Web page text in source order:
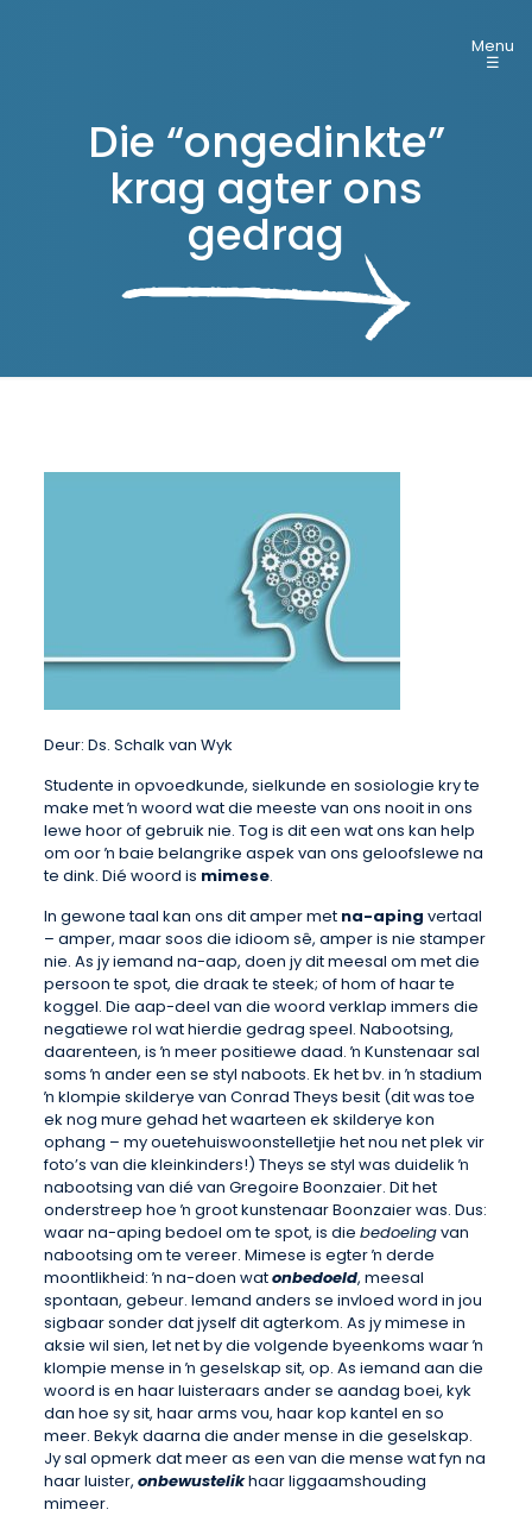
Menu
☰
Die “ongedinkte”
krag agter ons
gedrag
Deur: Ds. Schalk van Wyk
Studente in opvoedkunde, sielkunde en sosiologie kry te
make met ŉ woord wat die meeste van ons nooit in ons
lewe hoor of gebruik nie. Tog is dit een wat ons kan help
om oor ŉ baie belangrike aspek van ons geloofslewe na
te dink. Dié woord is mimese.
In gewone taal kan ons dit amper met na-aping vertaal
– amper, maar soos die idioom sê, amper is nie stamper
nie. As jy iemand na-aap, doen jy dit meesal om met die
persoon te spot, die draak te steek; of hom of haar te
koggel. Die aap-deel van die woord verklap immers die
negatiewe rol wat hierdie gedrag speel. Nabootsing,
daarenteen, is ŉ meer positiewe daad. ŉ Kunstenaar sal
soms ŉ ander een se styl naboots. Ek het bv. in ŉ stadium
ŉ klompie skilderye van Conrad Theys besit (dit was toe
ek nog mure gehad het waarteen ek skilderye kon
ophang – my ouetehuiswoonstelletjie het nou net plek vir
foto’s van die kleinkinders!) Theys se styl was duidelik ŉ
nabootsing van dié van Gregoire Boonzaier. Dit het
onderstreep hoe ŉ groot kunstenaar Boonzaier was. Dus:
waar na-aping bedoel om te spot, is die bedoelingvan
nabootsing om te vereer. Mimese is egter ŉ derde
moontlikheid: ŉ na-doen watonbedoeld, meesal
spontaan, gebeur. Iemand anders se invloed word in jou
sigbaar sonder dat jyself dit agterkom. As jy mimese in
aksie wil sien, let net by die volgende byeenkoms waar ŉ
klompie mense in ŉ geselskap sit, op. As iemand aan die
woord is en haar luisteraars ander se aandag boei, kyk
dan hoe sy sit, haar arms vou, haar kop kantel en so
meer. Bekyk daarna die ander mense in die geselskap.
Jy sal opmerk dat meer as een van die mense wat fyn na
haar luister, onbewustelikhaar liggaamshouding
mimeer.